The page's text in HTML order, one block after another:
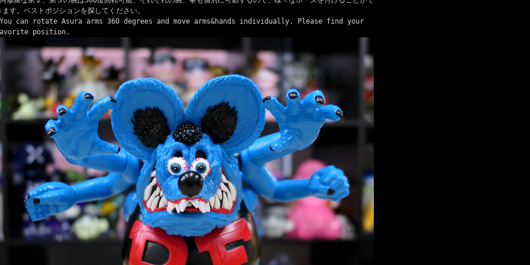
ます。ベストポジションを探してください。
can rotate Asura arms 360 degrees and move arms&hands individually. Please find your
position.